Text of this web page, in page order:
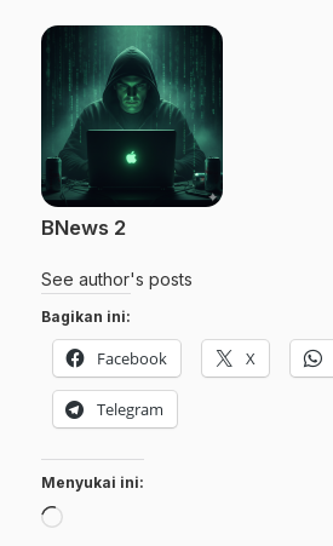
BNews 2
See author's posts
Bagikan ini:
Facebook X
Telegram
Menyukai ini:
Memuat...